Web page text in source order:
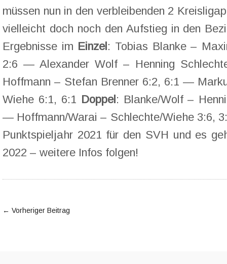
müssen nun in den verbleibenden 2
vielleicht doch noch den Aufstieg in den
Ergebnisse im Einzel : Tobias Blanke –
2:6 — Alexander Wolf – Henning
Hoffmann – Stefan Brenner 6:2, 6:1 —
Wiehe 6:1, 6:1 Doppel : Blanke/Wolf –
— Hoffmann/Warai – Schlechte/Wiehe 3:6,
Punktspieljahr 2021 für den SVH und es
2022 – weitere Infos folgen!
← Vorheriger Beitrag